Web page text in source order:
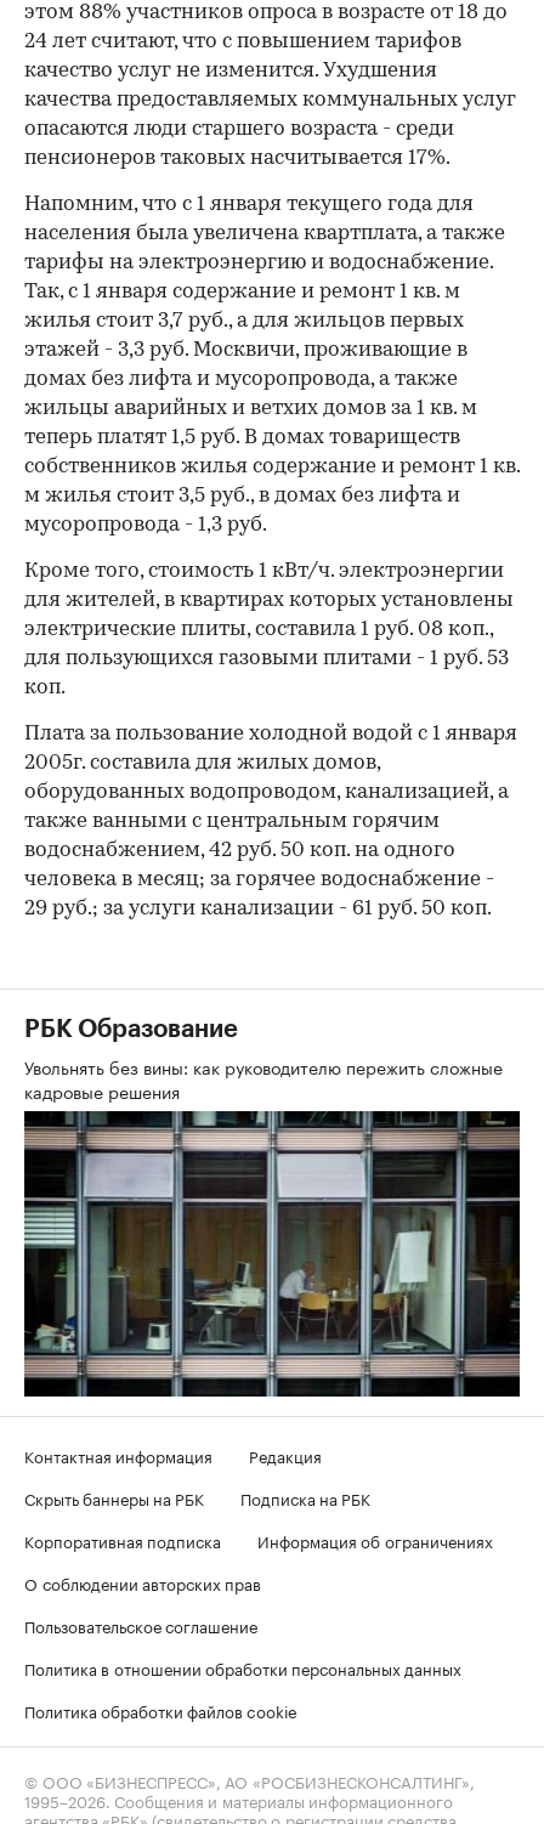
этом 88% участников опроса в возрасте от 18 до
24 лет считают, что с повышением тарифов
качество услуг не изменится. Ухудшения
качества предоставляемых коммунальных услуг
опасаются люди старшего возраста - среди
пенсионеров таковых насчитывается 17%.
Напомним, что с 1 января текущего года для
населения была увеличена квартплата, а также
тарифы на электроэнергию и водоснабжение.
Так, с 1 января содержание и ремонт 1 кв. м
жилья стоит 3,7 руб., а для жильцов первых
этажей - 3,3 руб. Москвичи, проживающие в
домах без лифта и мусоропровода, а также
жильцы аварийных и ветхих домов за 1 кв. м
теперь платят 1,5 руб. В домах товариществ
собственников жилья содержание и ремонт 1 кв.
м жилья стоит 3,5 руб., в домах без лифта и
мусоропровода - 1,3 руб.
Кроме того, стоимость 1 кВт/ч. электроэнергии
для жителей, в квартирах которых установлены
электрические плиты, составила 1 руб. 08 коп.,
для пользующихся газовыми плитами - 1 руб. 53
коп.
Плата за пользование холодной водой с 1 января
2005г. составила для жилых домов,
оборудованных водопроводом, канализацией, а
также ванными с центральным горячим
водоснабжением, 42 руб. 50 коп. на одного
человека в месяц; за горячее водоснабжение -
29 руб.; за услуги канализации - 61 руб. 50 коп.
РБК Образование
Увольнять без вины: как руководителю пережить сложные
кадровые решения
Контактная информация
Редакция
Скрыть баннеры на РБК
Подписка на РБК
Корпоративная подписка
Информация об ограничениях
О соблюдении авторских прав
Пользовательское соглашение
Политика в отношении обработки персональных данных
Политика обработки файлов cookie
© ООО «БИЗНЕСПРЕСС», АО «РОСБИЗНЕСКОНСАЛТИНГ»,
1995–2026 . Сообщения и материалы информационного
агентства «РБК» (свидетельство о регистрации средства